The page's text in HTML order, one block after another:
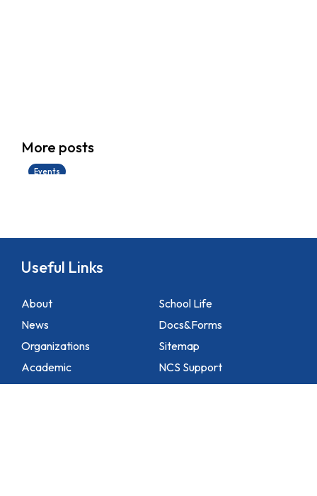
More posts
Events
28/06/2026
Useful Links
About
News
Organizations
Academic
School Life
Docs&Forms
Sitemap
NCS Support